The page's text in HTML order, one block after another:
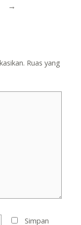
→
Ruas yang
Simpan